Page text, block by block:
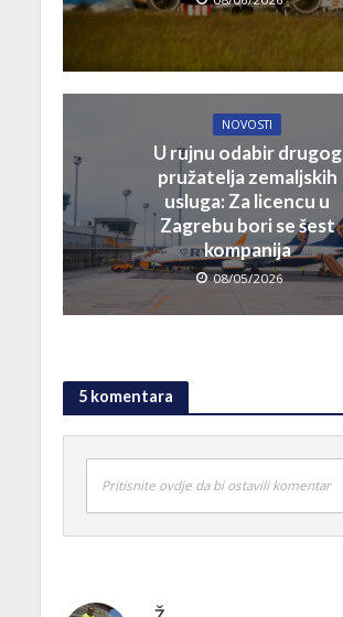
NOVOSTI
U rujnu odabir drugog
pružatelja zemaljskih
usluga: Za licencu u
Zagrebu bori se šest
kompanija
08/05/2026
5 komentara
Pritisnite ovdje da bi ostavili komentar